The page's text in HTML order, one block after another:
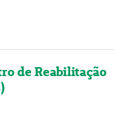
de Reabilitação